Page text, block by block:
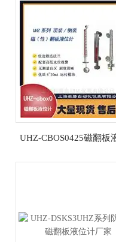
UHZ-CBOS0425磁翻板